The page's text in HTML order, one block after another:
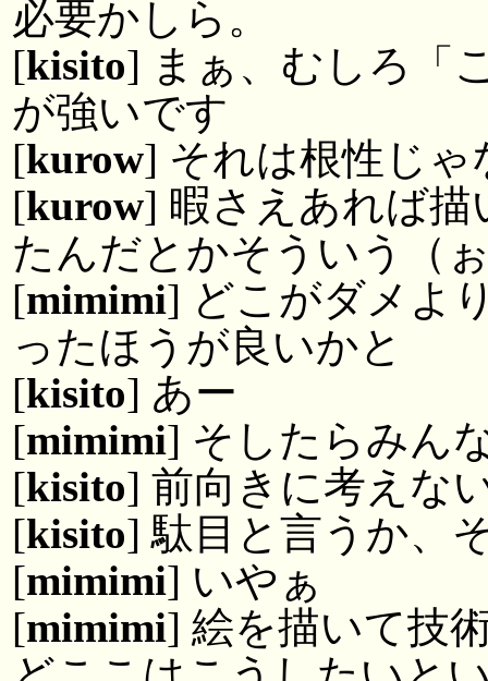
必要かしら。
[kisito] まぁ、むしろ「
が強いです
[kurow] それは根性じゃ
[kurow] 暇さえあれば
たんだとかそういう（
[mimimi] どこがダメよ
ったほうが良いかと
[kisito] あー
[mimimi] そしたらみん
[kisito] 前向きに考えな
[kisito] 駄目と言うか、
[mimimi] いやぁ
[mimimi] 絵を描いて技